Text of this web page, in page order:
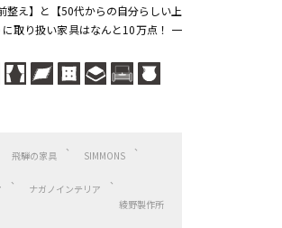
整え】と【50代からの自分らしい上
取り扱い家具はなんと10万点！ 一
飛騨の家具 SIMMONS
ナガノインテリア
綾野製作所